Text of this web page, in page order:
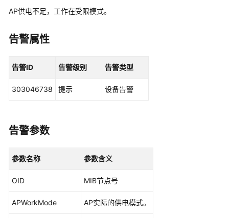
乾
解
方
为
坤
为
AP供电不足，工作在受限模式。
告警属性
告警ID 告警级别 告警类型
303046738 提示 设备告警
告警参数
参数名称 参数含义
OID MIB节点号
APWorkMode AP实际的供电模式。